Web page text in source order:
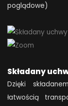
poglądowe)
Składany
Dzięki
łatwością